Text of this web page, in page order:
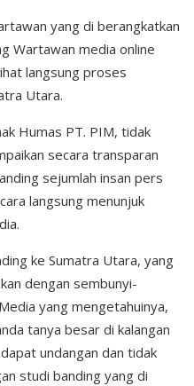
yang di berangkatkan
Wartawan media online
langsung proses
Utara.
Humas PT. PIM, tidak
secara transparan
sejumlah insan pers
langsung menunjuk
ke Sumatra Utara, yang
dengan sembunyi-
yang mengetahuinya,
tanya besar di kalangan
undangan dan tidak
studi banding yang di